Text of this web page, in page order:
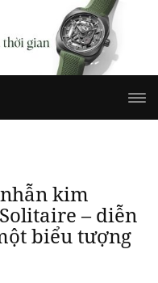
kim
– diễn
biểu tượng